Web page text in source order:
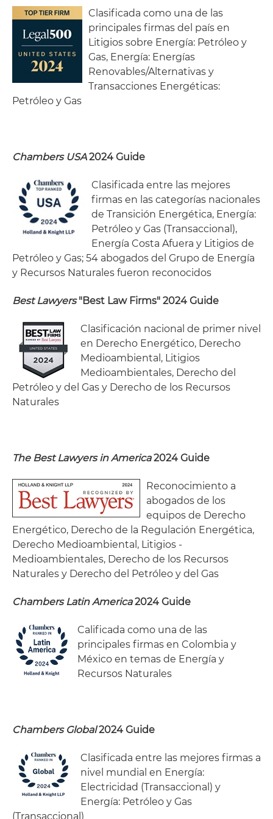
fiscales y del medio ambiente, fusiones y
adquisiciones, contratos comerciales y una amplia
variedad de otras transacciones.
Aquí puede encontrar más información acerca de
nuestroEquipo de Electricidad y Energía.
Clasificada como una de las
principales firmas del país en
Litigios sobre Energía: Petróleo y
Gas, Energía: Energías
Renovables/Alternativas y
Transacciones Energéticas:
Petróleo y Gas
Chambers USA2024 Guide
Clasificada entre las mejores
firmas en las categorías nacionales
de Transición Energética, Energía:
Petróleo y Gas (Transaccional),
Energía Costa Afuera y Litigios de
Petróleo y Gas; 54 abogados del Grupo de Energía
y Recursos Naturales fueron reconocidos
Best Lawyers"Best Law Firms" 2024 Guide
Clasificación nacional de primer nivel
en Derecho Energético, Derecho
Medioambiental, Litigios
Medioambientales, Derecho del
Petróleo y del Gas y Derecho de los Recursos
Naturales
The Best Lawyers in America2024 Guide
Reconocimiento a
abogados de los
equipos de Derecho
Energético, Derecho de la Regulación Energética,
Derecho Medioambiental, Litigios -
Medioambientales, Derecho de los Recursos
Naturales y Derecho del Petróleo y del Gas
Chambers Latin America2024 Guide
Calificada como una de las
principales firmas en Colombia y
México en temas de Energía y
Recursos Naturales
Chambers Global2024 Guide
Clasificada entre las mejores firmas a
nivel mundial en Energía:
Electricidad (Transaccional) y
Energía: Petróleo y Gas
(Transaccional)